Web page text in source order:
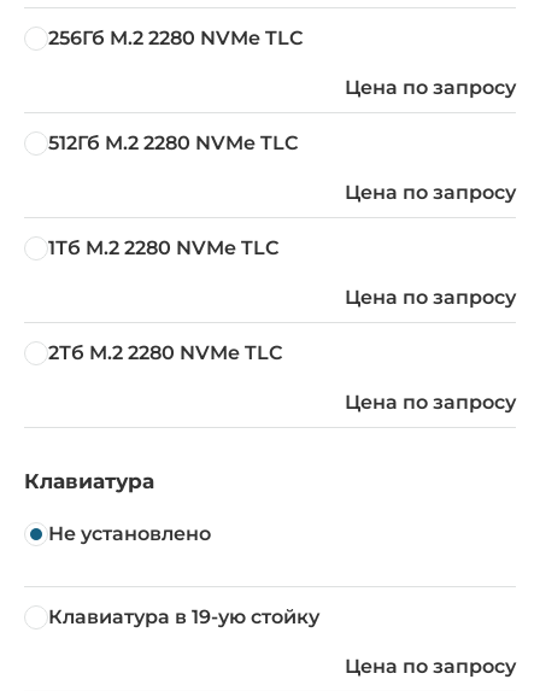
256Гб M.2 2280 NVMe TLC
Цена по запросу
512Гб M.2 2280 NVMe TLC
Цена по запросу
1Тб M.2 2280 NVMe TLC
Цена по запросу
2Тб M.2 2280 NVMe TLC
Цена по запросу
Клавиатура
Не установлено
Клавиатура в 19-ую стойку
Цена по запросу